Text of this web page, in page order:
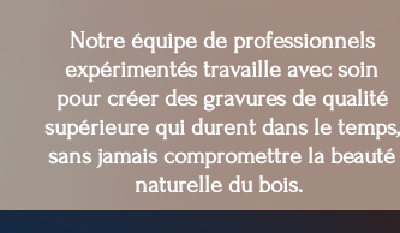
Notre équipe de professionnels
expérimentés travaille avec soin
pour créer des gravures de qualité
supérieure qui durent dans le temps,
sans jamais compromettre la beauté
naturelle du bois.